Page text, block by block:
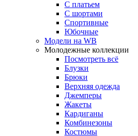
С платьем
С шортами
Спортивные
Юбочные
Модели на WB
Молодежные коллекции
Посмотреть всё
Блузки
Брюки
Верхняя одежда
Джемперы
Жакеты
Кардиганы
Комбинезоны
Костюмы